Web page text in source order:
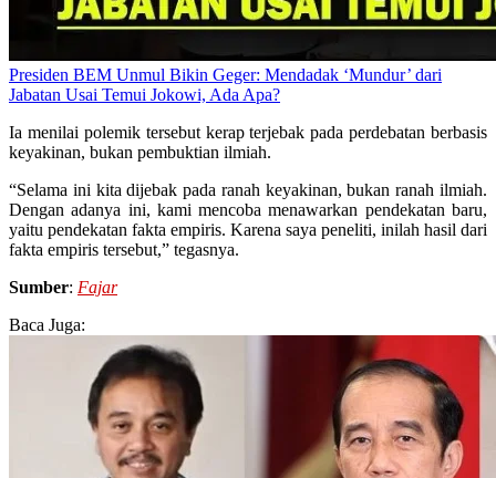
Presiden BEM Unmul Bikin Geger: Mendadak ‘Mundur’ dari
Jabatan Usai Temui Jokowi, Ada Apa?
Ia menilai polemik tersebut kerap terjebak pada perdebatan berbasis
keyakinan, bukan pembuktian ilmiah.
“Selama ini kita dijebak pada ranah keyakinan, bukan ranah ilmiah.
Dengan adanya ini, kami mencoba menawarkan pendekatan baru,
yaitu pendekatan fakta empiris. Karena saya peneliti, inilah hasil dari
fakta empiris tersebut,” tegasnya.
Sumber: Fajar
Baca Juga: